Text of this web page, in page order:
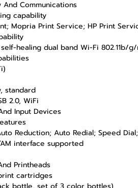
Communications
capability
Mopria Print Service; HP Print
healing dual band Wi-Fi 802.11b/
standard
2.0, WiFi
Input Devices
Reduction; Auto Redial; Speed
interface supported
Printheads
cartridges